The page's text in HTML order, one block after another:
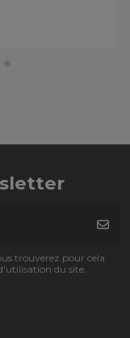
trouverez pour cela
du site.